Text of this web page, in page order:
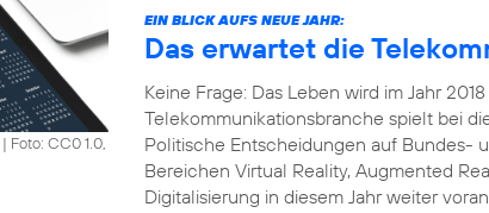
| Foto: CC0 1.0,
EIN BLICK AUFS NEUE JAHR:
Das erwartet die
Keine Frage: Das Leben wird im Jahr
Telekommunikationsbranche spielt bei
Politische Entscheidungen auf Bundes-
Bereichen Virtual Reality, Augmented
Digitalisierung in diesem Jahr weiter